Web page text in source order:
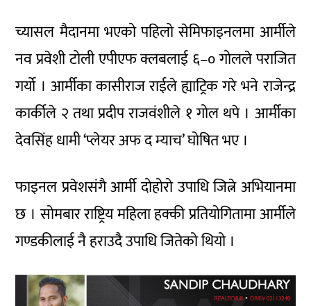
च्यासल मैदानमा भएको पहिलो सेमिफाइनलमा आर्मीले
नव प्रवेशी टोली एपीएफ क्लबलाई ६–० गोलले पराजित
गर्यो । आर्मीका कासीराज राईले ह्याट्रिक गरे भने राजेन्द्र
कार्कीले २ तथा प्रदीप राजवंशीले १ गोल थपे । आर्मीका
देवसिंह धामी ‘प्लेयर अफ द म्याच’ घोषित भए ।
फाइनल प्रवेशसंगै आर्मी दोहोरो उपाधि जित्ने अभियानमा
छ । सोमबार राष्ट्रिय महिला हक्की प्रतियोगितामा आर्मीले
गण्डकीलाई नै हराउदै उपाधि जितेको थियो ।